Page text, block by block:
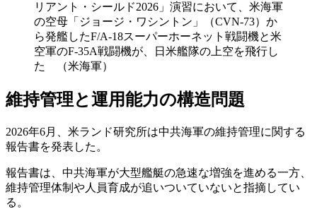
リアント・シールド2026」演習において、米海軍
の空母「ジョージ・ワシントン」（CVN-73）か
ら発艦したF/A-18スーパーホーネット戦闘機と米
空軍のF-35A戦闘機が、日米艦隊の上空を飛行し
た （米海軍）
維持管理と運用能力の構造問題
2026年6月、米ランド研究所は中共海軍の維持管理に関する
報告書を発表した。
報告書は、中共海軍が大型艦艇の急速な増強を進める一方、
維持管理体制や人員育成が追いついていないと指摘してい
る。